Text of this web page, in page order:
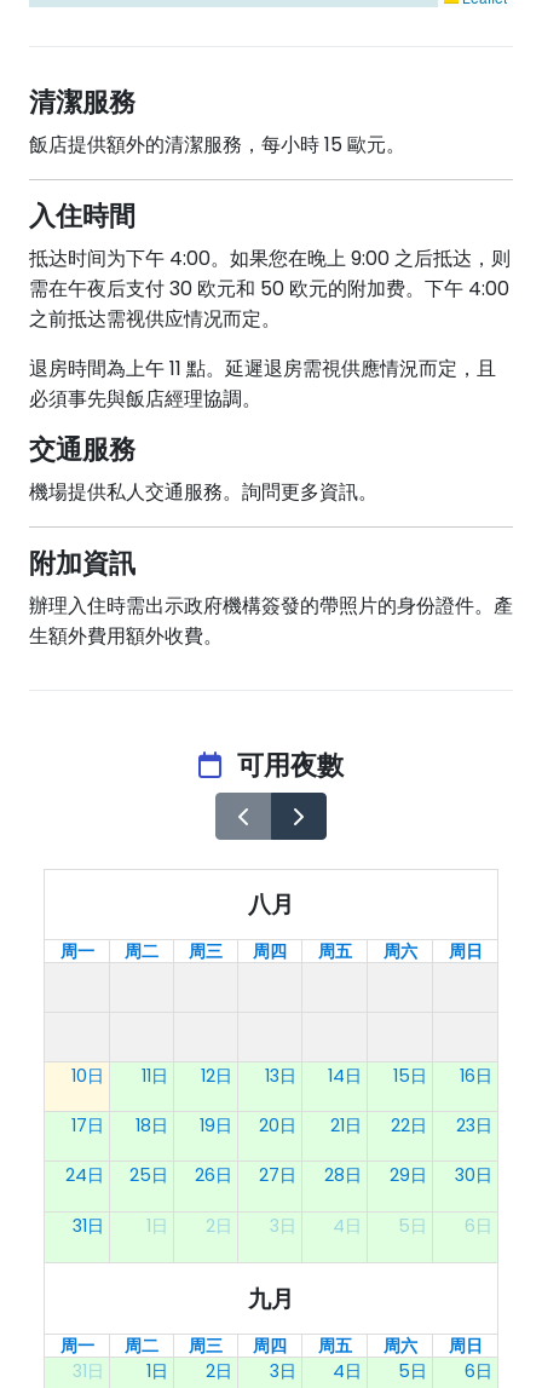
清潔服務
飯店提供額外的清潔服務，每小時 15 歐元。
入住時間
抵达时间为下午 4:00。如果您在晚上 9:00 之后抵达，则
需在午夜后支付 30 欧元和 50 欧元的附加费。下午 4:00
之前抵达需视供应情况而定。
退房時間為上午 11 點。延遲退房需視供應情況而定，且
必須事先與飯店經理協調。
交通服務
機場提供私人交通服務。詢問更多資訊。
附加資訊
辦理入住時需出示政府機構簽發的帶照片的身份證件。產
生額外費用額外收費。
可用夜數
八月
周一 周二 周三 周四 周五 周六 周日
10日 11日 12日 13日 14日 15日 16日
17日 18日 19日 20日 21日 22日 23日
24日 25日 26日 27日 28日 29日 30日
31日 1日 2日 3日 4日 5日 6日
九月
周一 周二 周三 周四 周五 周六
周日
31日
1日 2日 3日 4日 5日 6日